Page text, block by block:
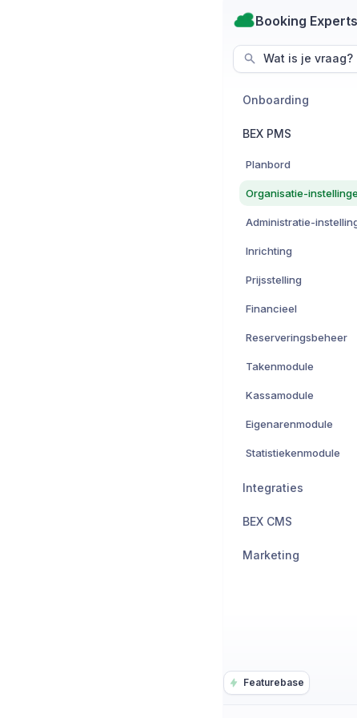
Booking Experts
Wat is je vraag?
Featurebase
Onboarding
BEX PMS
Planbord
Organisatie-
Administratie-
Inrichting
Prijsstelling
Financieel
Reserveringsbeheer
Takenmodule
Kassamodule
Eigenarenmodule
Statistiekenmodule
Integraties
BEX CMS
Marketing